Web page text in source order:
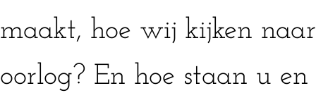
maakt, hoe wij kijken
oorlog? En hoe staan u